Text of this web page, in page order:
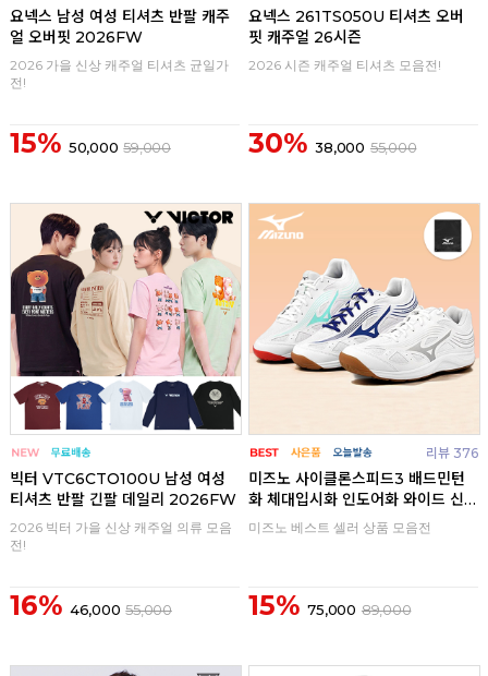
요넥스 남성 여성 티셔츠 반팔 캐주
얼 오버핏 2026FW
2026 가을 신상 캐주얼 티셔츠 균일가
전!
15% 50,000 59,000
요넥스 261TS050U 티셔츠 오버
핏 캐주얼 26시즌
2026 시즌 캐주얼 티셔츠 모음전!
30% 38,000 55,000
빅터 VTC6CTO100U 남성 여성
티셔츠 반팔 긴팔 데일리 2026FW
2026 빅터 가을 신상 캐주얼 의류 모음
전!
16% 46,000 55,000
리뷰 376
미즈노 사이클론스피드3 배드민턴
화 체대입시화 인도어화 와이드 신
발
미즈노 베스트 셀러 상품 모음전
15% 75,000 89,000